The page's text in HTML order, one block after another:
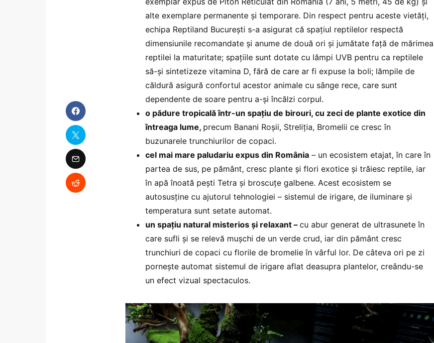
alte exemplare permanente și temporare. Din respect pentru aceste vietăți,
echipa Reptiland București s-a asigurat că spațiul reptilelor respectă
dimensiunile recomandate și anume de două ori și jumătate față de mărimea
reptilei la maturitate; spațiile sunt dotate cu lămpi UVB pentru ca reptilele
să-și sintetizeze vitamina D, fără de care ar fi expuse la boli; lămpile de
căldură asigură confortul acestor animale cu sânge rece, care sunt
dependente de soare pentru a-și încălzi corpul.
o pădure tropicală într-un spațiu de birouri, cu zeci de plante exotice din
întreaga lume, precum Banani Roșii, Streliția, Bromelii ce cresc în
buzunarele trunchiurilor de copaci.
cel mai mare paludariu expus din România – un ecosistem etajat, în care în
partea de sus, pe pământ, cresc plante și flori exotice și trăiesc reptile, iar
în apă înoată pești Tetra și broscuțe galbene. Acest ecosistem se
autosusține cu ajutorul tehnologiei – sistemul de irigare, de iluminare și
temperatura sunt setate automat.
un spațiu natural misterios și relaxant – cu abur generat de ultrasunete în
care sufli și se relevă mușchi de un verde crud, iar din pământ cresc
trunchiuri de copaci cu florile de bromelie în vârful lor. De câteva ori pe zi
pornește automat sistemul de irigare aflat deasupra plantelor, creându-se
un efect vizual spectaculos.